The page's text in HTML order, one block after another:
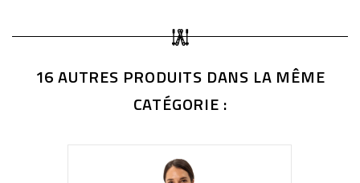
16 AUTRES PRODUITS DANS LA MÊME
CATÉGORIE :